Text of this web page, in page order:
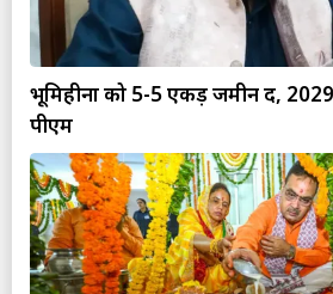
भूमिहीनों को 5-5 एकड़ जमीन दें,
पीएम